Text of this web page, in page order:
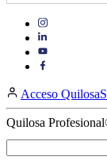
Visit
https://
Visit
our
Visit
page
https://
page
Acceso
Quilosa